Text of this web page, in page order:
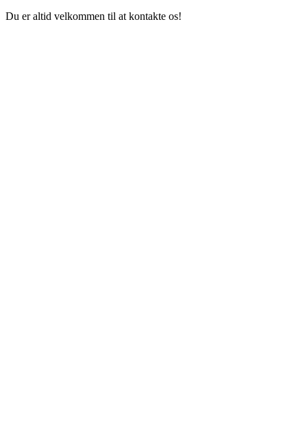
Du er altid velkommen til at kontakte os!